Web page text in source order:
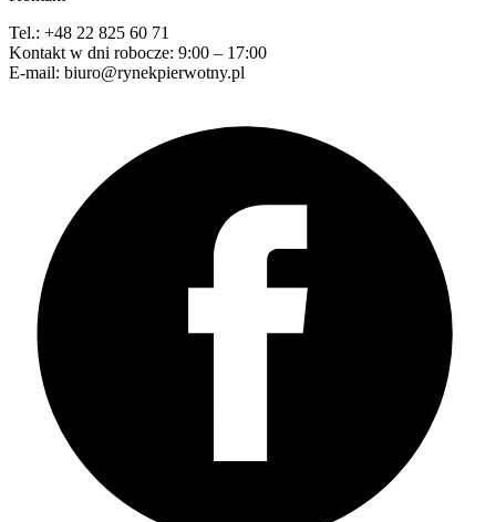
Tel.: +48 22 825 60 71
Kontakt w dni robocze: 9:00 – 17:00
E-mail: biuro@rynekpierwotny.pl